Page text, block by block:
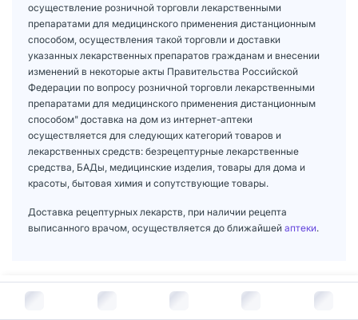
В корзину за руб.
осуществление розничной торговли лекарственными
препаратами для медицинского применения дистанционным
способом, осуществления такой торговли и доставки
указанных лекарственных препаратов гражданам и внесении
изменений в некоторые акты Правительства Российской
Федерации по вопросу розничной торговли лекарственными
препаратами для медицинского применения дистанционным
способом" доставка на дом из интернет-аптеки
осуществляется для следующих категорий товаров и
лекарственных средств: безрецептурные лекарственные
средства, БАДы, медицинские изделия, товары для дома и
красоты, бытовая химия и сопутствующие товары.
Доставка рецептурных лекарств, при наличии рецепта
выписанного врачом, осуществляется до ближайшей аптеки.
Цены на Креон 10000 в других городах